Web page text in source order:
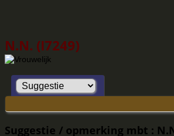
N.N. (I7249)
Suggestie / opmerking mbt :